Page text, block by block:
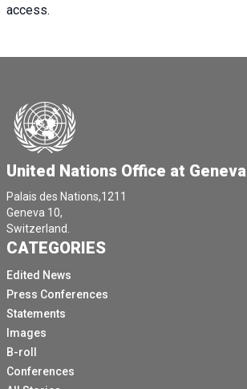
access.
United Nations Office at Geneva
Palais des Nations,1211
Geneva 10,
Switzerland.
CATEGORIES
Edited News
Press Conferences
Statements
Images
B-roll
Conferences